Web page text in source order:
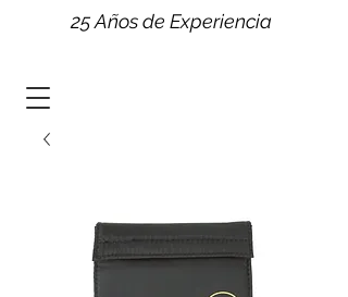
25 Años de Experiencia